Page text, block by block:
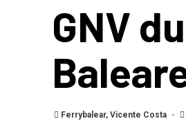
GNV
Ferrybalear, Vicente Costa